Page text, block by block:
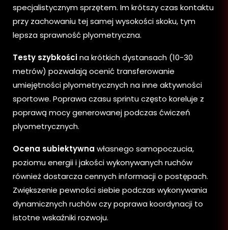
specjalistycznym sprzętem. Im krótszy czas kontaktu
przy zachowaniu tej samej wysokości skoku, tym
lepsza sprawność plyometryczna.
Testy szybkościna krótkich dystansach (10-30
metrów) pozwalają ocenić transferowanie
umiejętności plyometrycznych na inne aktywności
sportowe. Poprawa czasu sprintu często koreluje z
poprawą mocy generowanej podczas ćwiczeń
plyometrycznych.
Ocena subiektywna własnego samopoczucia,
poziomu energii i jakości wykonywanych ruchów
również dostarcza cennych informacji o postępach.
Zwiększenie pewności siebie podczas wykonywania
dynamicznych ruchów czy poprawa koordynacji to
istotne wskaźniki rozwoju.